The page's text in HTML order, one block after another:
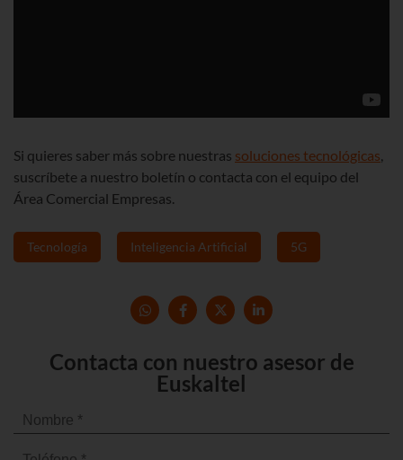
Si quieres saber más sobre nuestras soluciones tecnológicas,
suscríbete a nuestro boletín o contacta con el equipo del
Área Comercial Empresas.
Tecnología Inteligencia Artificial 5G
Contacta con nuestro asesor de
Euskaltel